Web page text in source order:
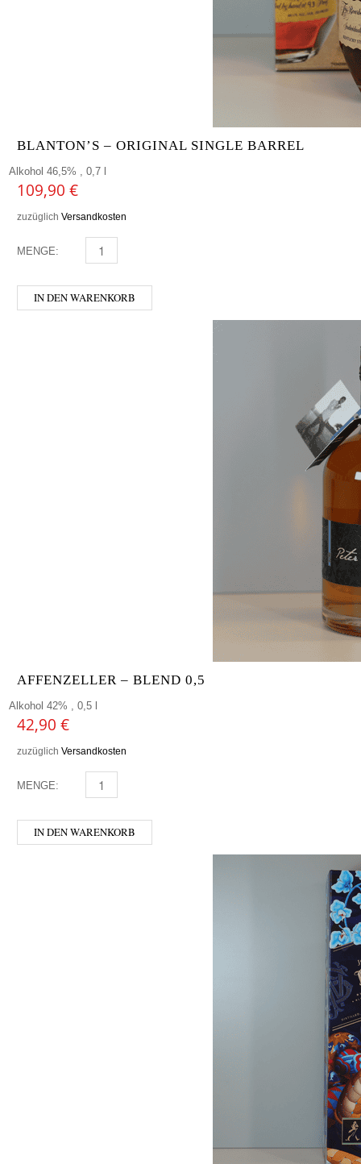
BLANTON’S – ORIGINAL SINGLE BARREL
Alkohol 46,5% , 0,7 l
109,90 €
zuzüglich Versandkosten
MENGE: BLANTON'S - ORIGINAL SINGLE BARREL MENGE
IN DEN WARENKORB
AFFENZELLER – BLEND 0,5
Alkohol 42% , 0,5 l
42,90 €
zuzüglich Versandkosten
MENGE: AFFENZELLER - BLEND 0,5 MENGE
IN DEN WARENKORB